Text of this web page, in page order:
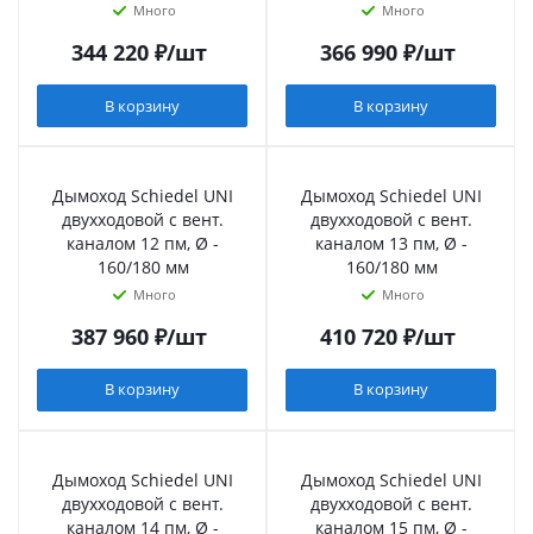
Много
344 220₽/шт
В корзину
Много
366 990₽/шт
В корзину
Дымоход Schiedel UNI
двухходовой с вент.
каналом 12 пм, Ø -
160/180 мм
Много
387 960₽/шт
В корзину
Дымоход Schiedel UNI
двухходовой с вент.
каналом 13 пм, Ø -
160/180 мм
Много
410 720₽/шт
В корзину
Дымоход Schiedel UNI
двухходовой с вент.
каналом 14 пм, Ø -
Дымоход Schiedel UNI
двухходовой с вент.
каналом 15 пм, Ø -